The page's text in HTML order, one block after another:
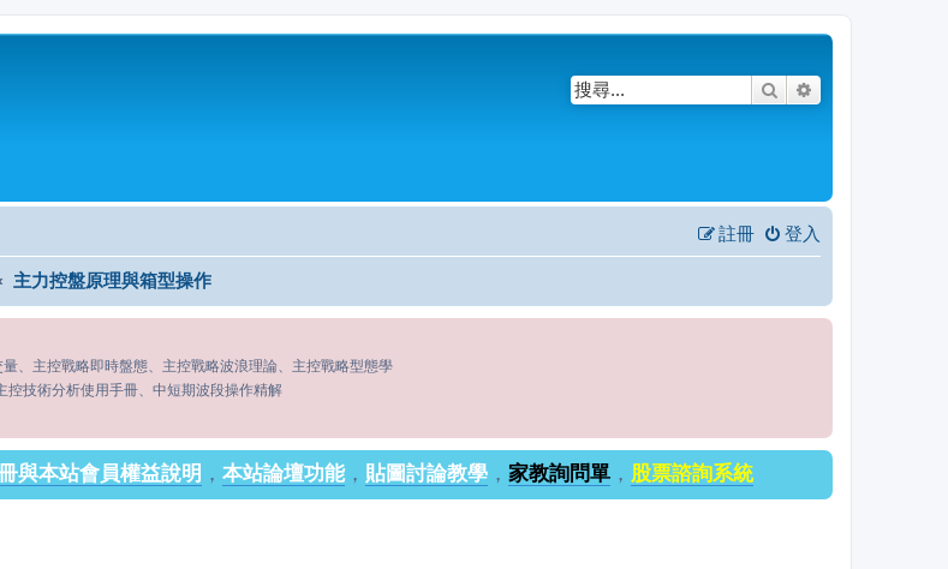
搜尋
登入
註冊
主力控盤原理與箱型操作
、主控戰略即時盤態、主控戰略波浪理論、主控戰略型態學
技術分析使用手冊、中短期波段操作精解
與本站會員權益說明 ， 本站論壇功能， 貼圖討論教學 ， 家教詢問單 ， 股票諮詢系統